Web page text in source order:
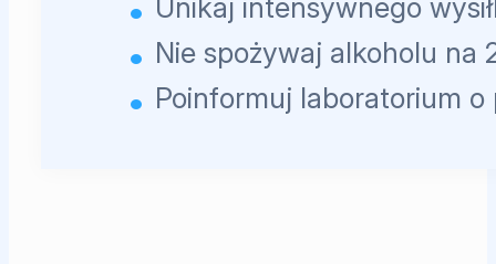
Unikaj intensywnego
Nie spożywaj alkoholu na
Poinformuj laboratorium